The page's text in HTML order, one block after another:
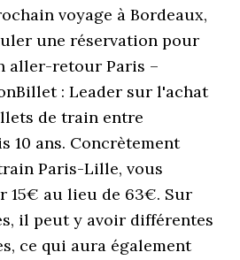
voyage à Bordeaux,
une réservation pour
aller-retour Paris –
: Leader sur l'achat
de train entre
10 ans. Concrètement
Paris-Lille, vous
15€ au lieu de 63€. Sur
il peut y avoir différentes
ce qui aura également